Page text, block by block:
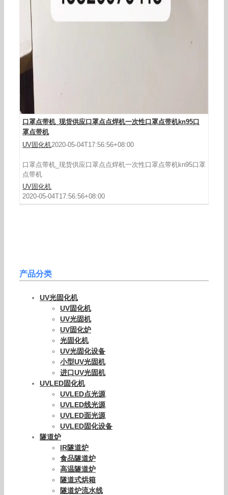
口罩点带机_现货供应口罩点点焊机一次性口罩点带机kn95口
罩点带机
UV固化机2020-05-04T17:56:56+08:00
口罩点带机_现货供应口罩点点焊机一次性口罩点带机kn95口罩
点带机
UV固化机
2020-05-04T17:56:56+08:00
产品分类
UV光固化机
UV固化机
UV光固机
UV固化炉
光固化机
UV光固化设备
小型UV光固机
进口UV光固机
UVLED固化机
UVLED点光源
UVLED线光源
UVLED面光源
UVLED固化设备
隧道炉
IR隧道炉
食品隧道炉
高温隧道炉
隧道式烘箱
隧道炉流水线